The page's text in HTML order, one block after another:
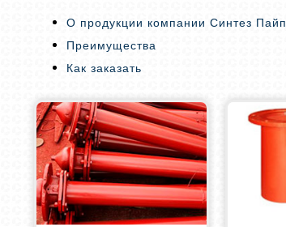
О продукции компании Синтез Пайп
Преимущества
Как заказать